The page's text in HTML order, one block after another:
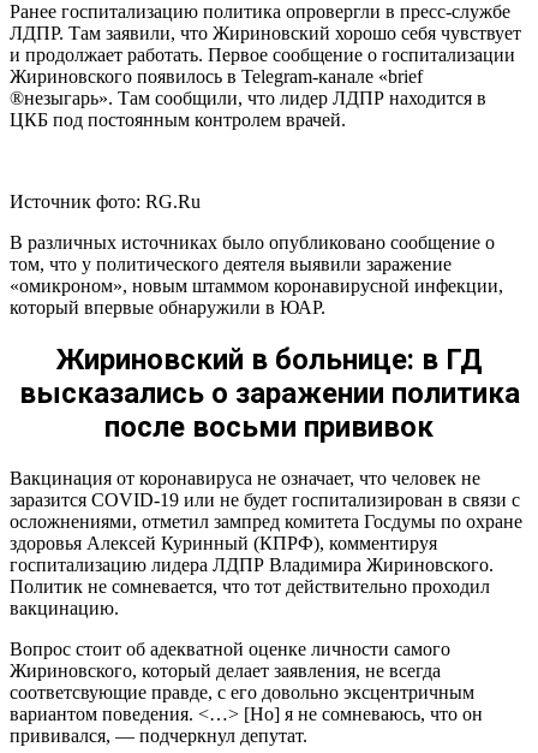
Ранее госпитализацию политика опровергли в пресс-службе
ЛДПР. Там заявили, что Жириновский хорошо себя чувствует
и продолжает работать. Первое сообщение о госпитализации
Жириновского появилось в Telegram-канале «brief
®️незыгарь». Там сообщили, что лидер ЛДПР находится в
ЦКБ под постоянным контролем врачей.
Источник фото: RG.Ru
В различных источниках было опубликовано сообщение о
том, что у политического деятеля выявили заражение
«омикроном», новым штаммом коронавирусной инфекции,
который впервые обнаружили в ЮАР.
Жириновский в больнице: в ГД
высказались о заражении политика
после восьми прививок
Вакцинация от коронавируса не означает, что человек не
заразится СOVID-19 или не будет госпитализирован в связи с
осложнениями, отметил зампред комитета Госдумы по охране
здоровья Алексей Куринный (КПРФ), комментируя
госпитализацию лидера ЛДПР Владимира Жириновского.
Политик не сомневается, что тот действительно проходил
вакцинацию.
Вопрос стоит об адекватной оценке личности самого
Жириновского, который делает заявления, не всегда
соответсвующие правде, с его довольно эксцентричным
вариантом поведения. <…> [Но] я не сомневаюсь, что он
прививался, — подчеркнул депутат.